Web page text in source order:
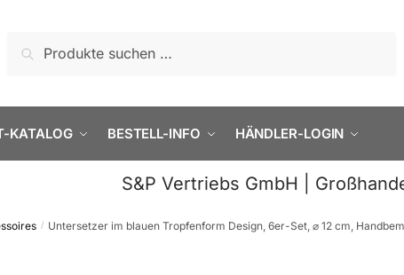
nach:
Suchen
KATALOG BESTELL-INFO HÄNDLER-LOGIN
S&P Vertriebs GmbH |
/ Untersetzer im blauen Tropfenform Design, 6er-Set, ⌀ 12 cm,